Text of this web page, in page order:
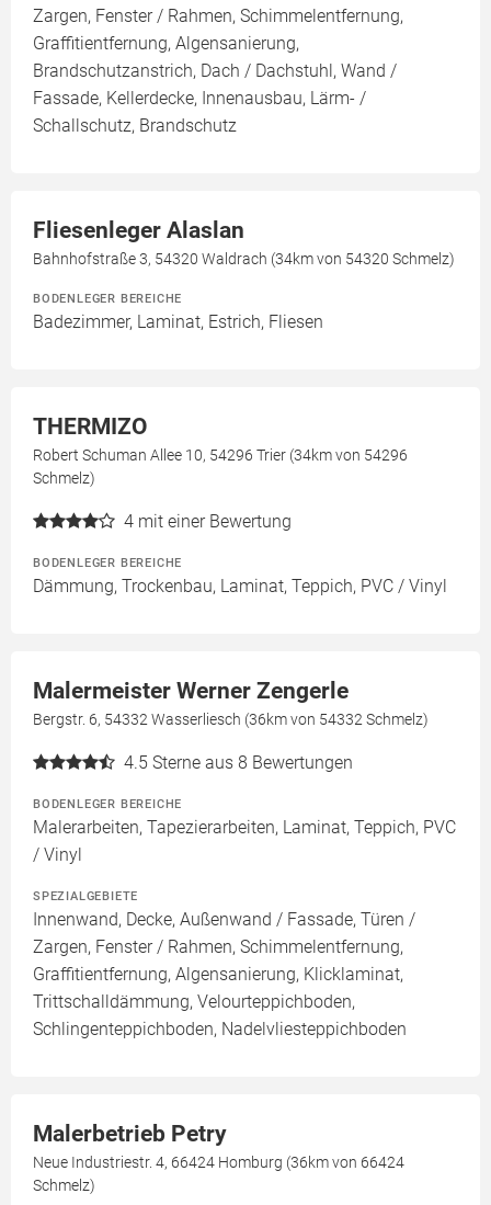
Zargen, Fenster / Rahmen, Schimmelentfernung,
Graffitientfernung, Algensanierung,
Brandschutzanstrich, Dach / Dachstuhl, Wand /
Fassade, Kellerdecke, Innenausbau, Lärm- /
Schallschutz, Brandschutz
Fliesenleger Alaslan
Bahnhofstraße 3, 54320 Waldrach (34km von 54320 Schmelz)
BODENLEGER BEREICHE
Badezimmer, Laminat, Estrich, Fliesen
THERMIZO
Robert Schuman Allee 10, 54296 Trier (34km von 54296
Schmelz)
4 mit einer Bewertung
BODENLEGER BEREICHE
Dämmung, Trockenbau, Laminat, Teppich, PVC / Vinyl
Malermeister Werner Zengerle
Bergstr. 6, 54332 Wasserliesch (36km von 54332 Schmelz)
4.5 Sterne aus 8 Bewertungen
BODENLEGER BEREICHE
Malerarbeiten, Tapezierarbeiten, Laminat, Teppich, PVC
/ Vinyl
SPEZIALGEBIETE
Innenwand, Decke, Außenwand / Fassade, Türen /
Zargen, Fenster / Rahmen, Schimmelentfernung,
Graffitientfernung, Algensanierung, Klicklaminat,
Trittschalldämmung, Velourteppichboden,
Schlingenteppichboden, Nadelvliesteppichboden
Malerbetrieb Petry
Neue Industriestr. 4, 66424 Homburg (36km von 66424
Schmelz)